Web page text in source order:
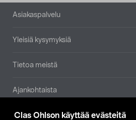
Clas Ohlson käyttää evästeitä
Alatunniste
Asiakaspalvelu
Yleisiä kysymyksiä
Tietoa meistä
Ajankohtaista
Muut yrityksemme